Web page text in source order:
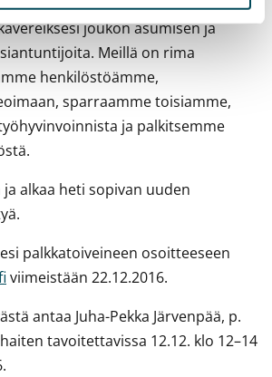
joukon asumisen ja
Meillä on rima
henkilöstöämme,
sparraamme toisiamme,
ja palkitsemme
alkaa heti sopivan uuden
palkkatoiveineen osoitteeseen
viimeistään 22.12.2016.
antaa Juha-Pekka Järvenpää, p.
tavoitettavissa 12.12. klo 12–14